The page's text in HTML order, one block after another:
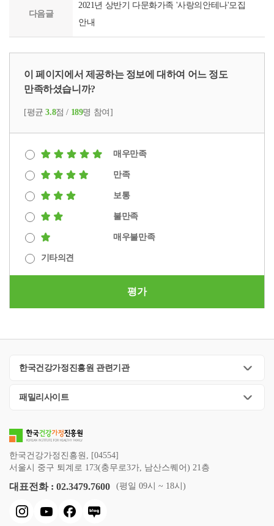
다음글
2021년 상반기 다문화가족 '사랑의안테나'모집
안내
이 페이지에서 제공하는 정보에 대하여 어느 정도
만족하셨습니까?
[평균3.8점 / 189명 참여]
매우만족
만족
보통
불만족
매우불만족
기타의견
평가
한국건강가정진흥원 관련기관
패밀리사이트
한국건강가정진흥원, [04554]
서울시 중구 퇴계로 173(충무로3가, 남산스퀘어) 21층
대표전화 : 02.3479.7600 (평일 09시 ~ 18시)